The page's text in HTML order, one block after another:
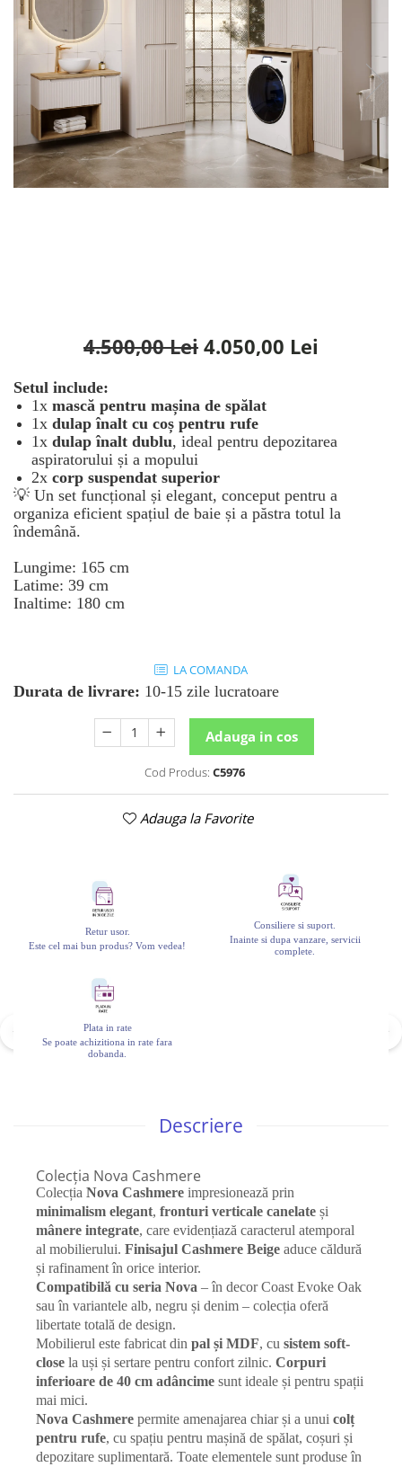
Oferte speciale
Sezlong living
4.500,00 Lei 4.050,00 Lei
Setul include:
1x mască pentru mașina de spălat
1x dulap înalt cu coș pentru rufe
1x dulap înalt dublu, ideal pentru depozitarea
aspiratorului și a mopului
2x corp suspendat superior
💡 Un set funcțional și elegant, conceput pentru a
organiza eficient spațiul de baie și a păstra totul la
îndemână.
Lungime: 165 cm
Latime: 39 cm
Inaltime: 180 cm
LA COMANDA
Durata de livrare: 10-15 zile lucratoare
Adauga in cos
Cod Produs: C5976
Adauga la Favorite
Retur usor.
Este cel mai bun produs? Vom vedea!
Consiliere si suport.
Inainte si dupa vanzare, servicii
complete.
Plata in rate
Se poate achizitiona in rate fara
dobanda.
Descriere
Colecția Nova Cashmere
Colecția Nova Cashmere impresionează prin
minimalism elegant, fronturi verticale canelate și
mânere integrate, care evidențiază caracterul atemporal
al mobilierului. Finisajul Cashmere Beige aduce căldură
și rafinament în orice interior.
Compatibilă cu seria Nova – în decor Coast Evoke Oak
sau în variantele alb, negru și denim – colecția oferă
libertate totală de design.
Mobilierul este fabricat din pal și MDF, cu sistem soft-
close la uși și sertare pentru confort zilnic. Corpuri
inferioare de 40 cm adâncime sunt ideale și pentru spații
mai mici.
Nova Cashmere permite amenajarea chiar și a unui colț
pentru rufe, cu spațiu pentru mașină de spălat, coșuri și
depozitare suplimentară. Toate elementele sunt produse în